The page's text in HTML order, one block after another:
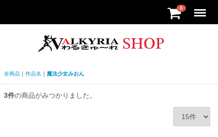
0
全商品 作品名 魔法少女みおん
3件の商品がみつかりました。